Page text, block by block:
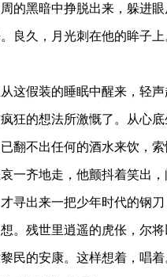
的黑暗中挣脱出来，躲进
良久，月光刺在他的眸子
这假装的睡眠中醒来，轻
狂的想法所激慨了。从心
翻不出任何的酒水来饮，
一齐地走，他颤抖着笑出
寻出来一把少年时代的钢
。残世里逍遥的虎伥，尔
民的安康。这样想着，唱着